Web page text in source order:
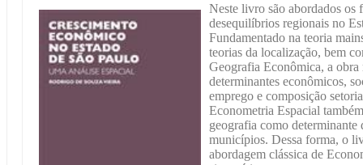
Neste livro são abordados os
desequilíbrios regionais no
Fundamentado na teoria
teorias da localização, bem
Geografia Econômica, a
determinantes econômicos,
emprego e composição
Econometria Espacial
geografia como determinante
municípios. Dessa forma, o
abordagem clássica de